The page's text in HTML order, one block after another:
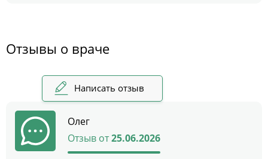
Отзывы о враче
Написать отзыв
Олег
Отзыв от25.06.2026